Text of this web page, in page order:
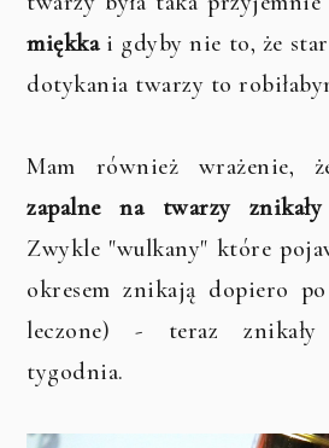
miękkai gdyby nie to, że
dotykania twarzy to
Mam również wrażenie,
zapalne na twarzy
Zwykle "wulkany" które
okresem znikają dopiero
leczone) - teraz znikały
tygodnia.